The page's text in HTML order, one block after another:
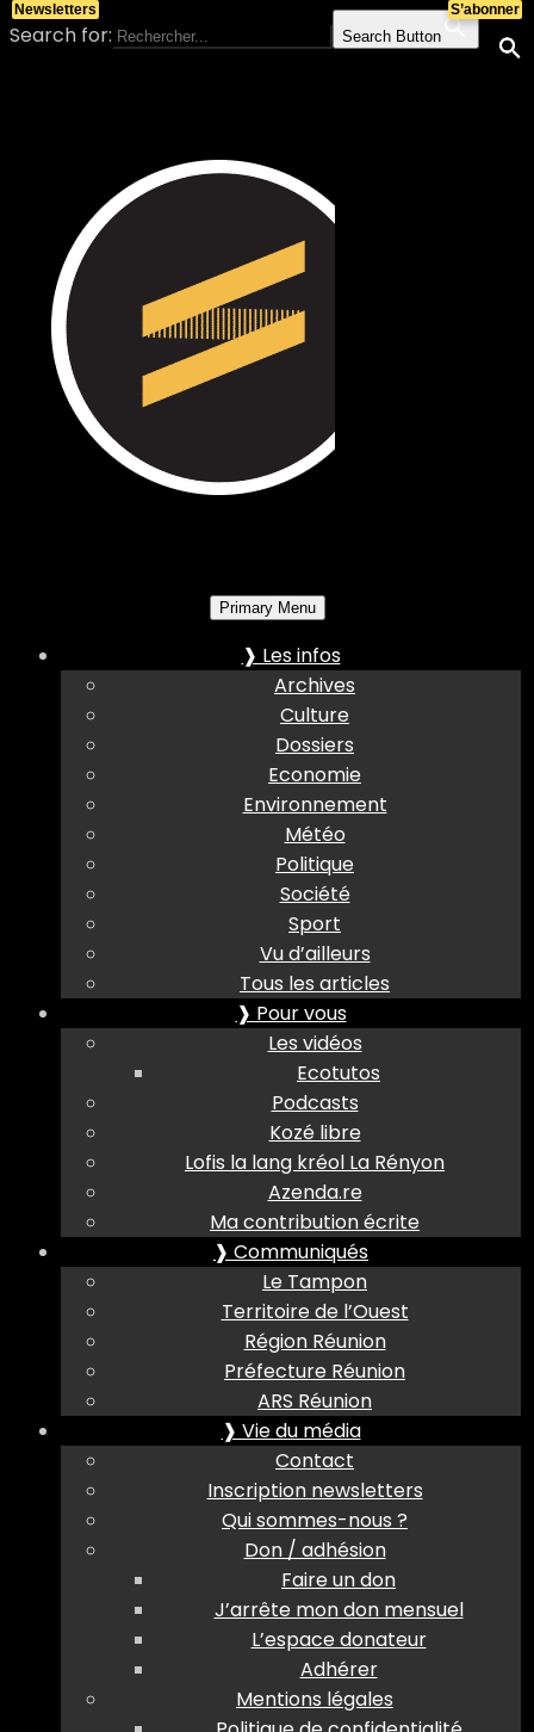
Search for: Search Button
Primary Menu
❱ Les infos
Archives
Culture
Dossiers
Economie
Environnement
Météo
Politique
Société
Sport
Vu d’ailleurs
Tous les articles
❱ Pour vous
Les vidéos
Ecotutos
Podcasts
Kozé libre
Lofis la lang kréol La Rényon
Azenda.re
Ma contribution écrite
❱ Communiqués
Le Tampon
Territoire de l’Ouest
Région Réunion
Préfecture Réunion
ARS Réunion
❱ Vie du média
Contact
Inscription newsletters
Qui sommes-nous ?
Don / adhésion
Faire un don
J’arrête mon don mensuel
L’espace donateur
Adhérer
Mentions légales
S’abonner
Newsletters